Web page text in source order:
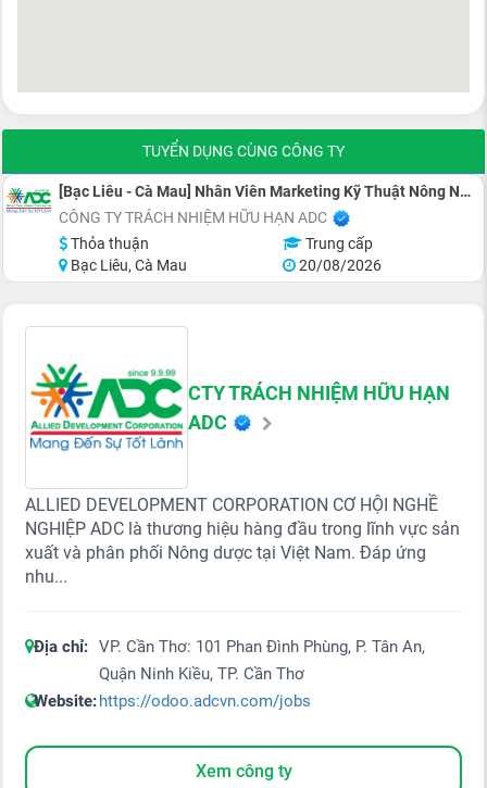
TUYỂN DỤNG CÙNG CÔNG TY
[Bạc Liêu - Cà Mau] Nhân Viên Marketing Kỹ Thuật Nông Nghiệp
CÔNG TY TRÁCH NHIỆM HỮU HẠN ADC
Thỏa thuận
Trung cấp
Bạc Liêu, Cà Mau
20/08/2026
CTY TRÁCH NHIỆM HỮU HẠN
ADC
ALLIED DEVELOPMENT CORPORATION CƠ HỘI NGHỀ
NGHIỆP ADC là thương hiệu hàng đầu trong lĩnh vực sản
xuất và phân phối Nông dược tại Việt Nam. Đáp ứng
nhu...
Địa chỉ: VP. Cần Thơ: 101 Phan Đình Phùng, P. Tân An,
Quận Ninh Kiều, TP. Cần Thơ
Website:https://odoo.adcvn.com/jobs
Xem công ty